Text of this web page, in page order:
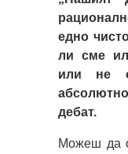
едно
ли сме
или не
дебат.
Можеш да